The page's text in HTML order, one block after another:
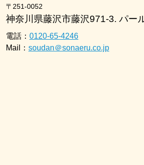
〒251-0052
神奈川県藤沢市藤沢971-3. パー
電話： 0120-65-4246
Mail： soudan＠sonaeru.co.jp